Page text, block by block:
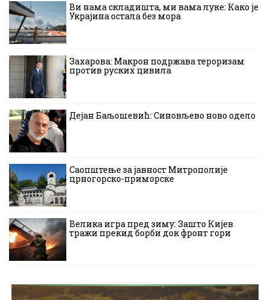
Ви нама складишта, ми вама луке: Како је
Украјина остала без мора
Захарова: Макрон подржава тероризам
против руских цивила
Дејан Баљошевић: Синовљево ново одело
Саопштење за јавност Митрополије
црногорско-приморске
Велика игра пред зиму: Зашто Кијев
тражи прекид борби док фронт гори